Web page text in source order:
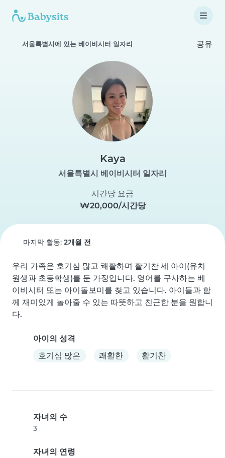
서울특별시에 있는 베이비시터 일자리 공유
Kaya
서울특별시 베이비시터 일자리
시간당 요금
₩20,000/시간당
마지막 활동: 2개월 전
우리 가족은 호기심 많고 쾌활하며 활기찬 세 아이(유치
원생과 초등학생)를 둔 가정입니다. 영어를 구사하는 베
이비시터 또는 아이돌보미를 찾고 있습니다. 아이들과 함
께 재미있게 놀아줄 수 있는 따뜻하고 친근한 분을 원합니
다.
아이의 성격
호기심 많은
쾌활한 활기찬
자녀의 수
3
자녀의 연령